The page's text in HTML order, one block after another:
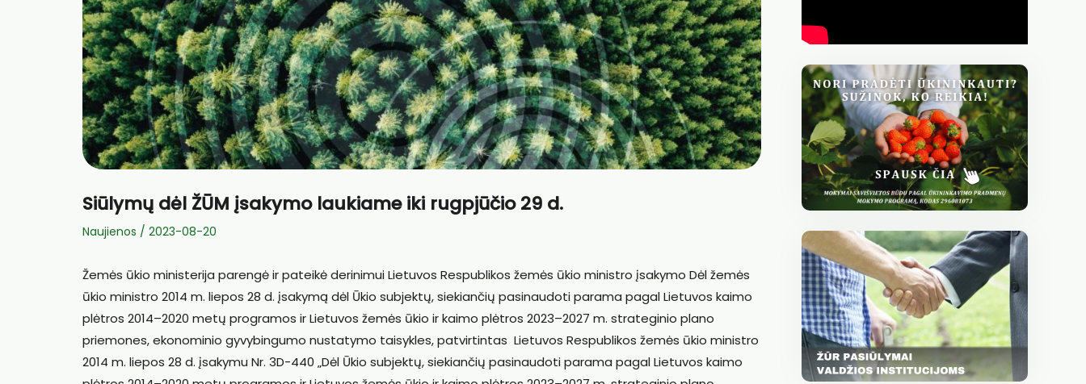
Siūlymų dėl ŽŪM įsakymo laukiame iki rugpjūčio 29 d.
Naujienos / 2023-08-20
Žemės ūkio ministerija parengė ir pateikė derinimui Lietuvos Respublikos žemės ūkio ministro įsakymo Dėl žemės
ūkio ministro 2014 m. liepos 28 d. įsakymą dėl Ūkio subjektų, siekiančių pasinaudoti parama pagalLietuvos kaimo
plėtros 2014–2020 metų programos irLietuvos žemės ūkio ir kaimo plėtros 2023–2027 m. strateginio plano
priemones, ekonominio gyvybingumo nustatymo taisykles, patvirtintas Lietuvos Respublikos žemės ūkio ministro
2014 m. liepos 28 d. įsakymu Nr. 3D-440 „Dėl Ūkio subjektų, siekiančių pasinaudoti parama pagal Lietuvos kaimo